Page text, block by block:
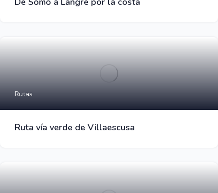
Rutas
Ruta vía verde de Villaescusa